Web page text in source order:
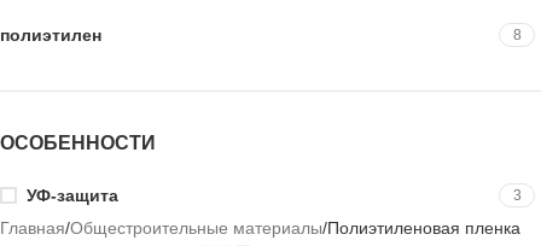
полиэтилен 8
ОСОБЕННОСТИ
УФ-защита 3
Главная Общестроительные материалы Полиэтиленовая пленка